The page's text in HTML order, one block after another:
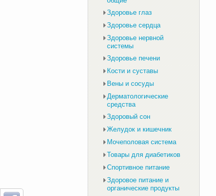
Здоровье глаз
Здоровье сердца
Здоровье нервной
системы
Здоровье печени
Кости и суставы
Вены и сосуды
Дерматологические
средства
Здоровый сон
Желудок и кишечник
Мочеполовая система
Товары для диабетиков
Спортивное питание
Здоровое питание и
органические продукты